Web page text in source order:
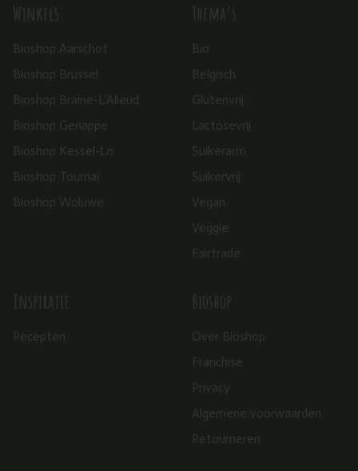
Winkels
Bioshop Aarschot
Bioshop Brussel
Bioshop Braine-L’Alleud
Bioshop Genappe
Bioshop Kessel-Lo
Bioshop Tournai
Bioshop Woluwe
Thema’s
Bio
Belgisch
Glutenvrij
Lactosevrij
Suikerarm
Suikervrij
Vegan
Veggie
Fairtrade
Inspiratie
Recepten
Bioshop
Over Bioshop
Franchise
Privacy
Algemene voorwaarden
Retourneren